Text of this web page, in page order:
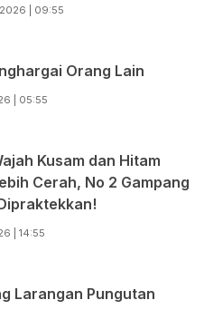
| 09:55
Orang Lain
| 05:55
Kusam dan Hitam
Cerah, No 2 Gampang
| 14:55
Larangan Pungutan